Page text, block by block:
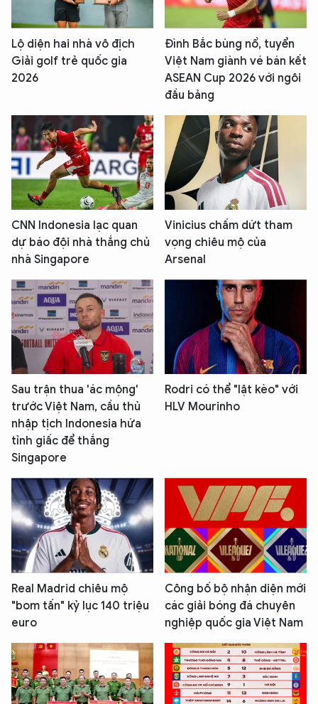
Lộ diện hai nhà vô địch
Giải golf trẻ quốc gia
2026
Đình Bắc bùng nổ, tuyển
Việt Nam giành vé bán kết
ASEAN Cup 2026 với ngôi
đầu bảng
CNN Indonesia lạc quan
dự báo đội nhà thắng chủ
nhà Singapore
Vinicius chấm dứt tham
vọng chiêu mộ của
Arsenal
Sau trận thua 'ác mộng'
trước Việt Nam, cầu thủ
nhập tịch Indonesia hứa
tỉnh giấc để thắng
Singapore
Rodri có thể "lật kèo" với
HLV Mourinho
Real Madrid chiêu mộ
"bom tấn" kỷ lục 140 triệu
euro
Công bố bộ nhận diện mới
các giải bóng đá chuyên
nghiệp quốc gia Việt Nam